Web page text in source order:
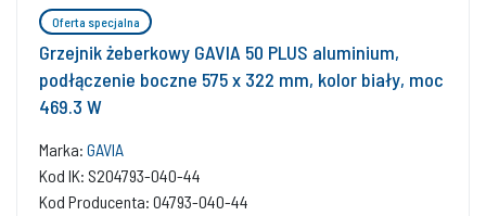
Oferta specjalna
Grzejnik żeberkowy GAVIA 50 PLUS aluminium,
podłączenie boczne 575 x 322 mm, kolor biały, moc
469.3 W
Marka: GAVIA
Kod IK: S204793-040-44
Kod Producenta: 04793-040-44